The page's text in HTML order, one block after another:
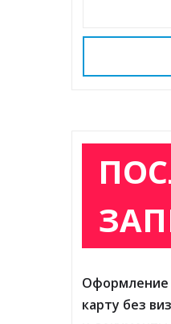
Оформление
карту без